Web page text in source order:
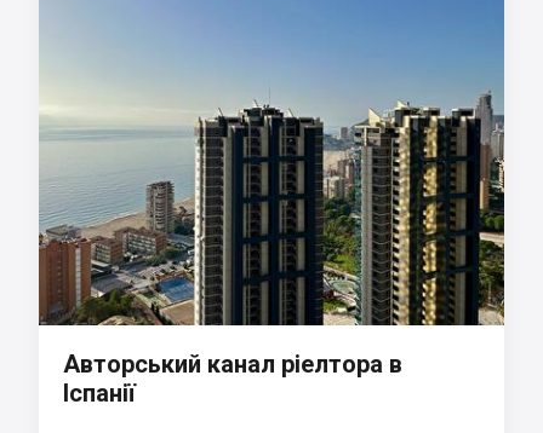
Авторський канал ріелтора в
Іспанії